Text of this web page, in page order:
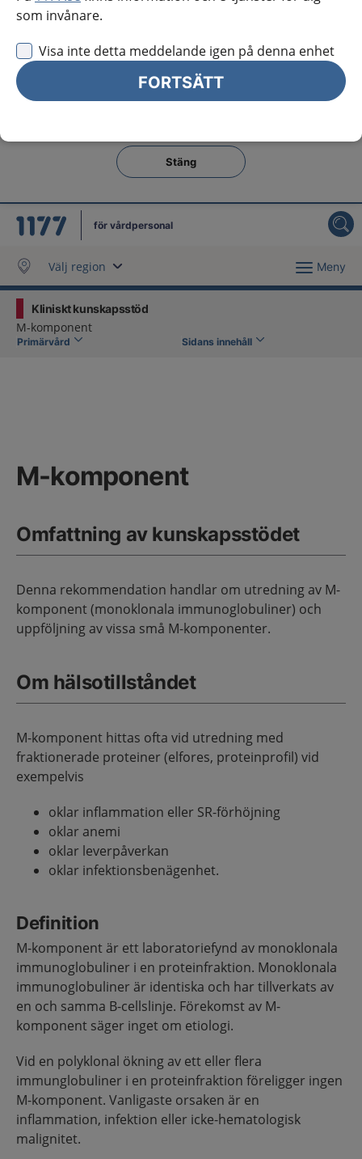
som invånare.
Visa inte detta meddelande igen på denna enhet
FORTSÄTT
Örebro län
Östergötland
Jag vill inte se någon regional information
Obs! Detta val innebär att du inte ser regionalt innehåll
Stäng regionsväljaren
Stäng
för vårdpersonal
Välj region Meny
Kliniskt kunskapsstöd
M-komponent
Primärvård Sidans innehåll
M-komponent
Omfattning av kunskapsstödet
Denna rekommendation handlar om utredning av M-
komponent (monoklonala immunoglobuliner) och
uppföljning av vissa små M-komponenter.
Om hälsotillståndet
M-komponent hittas ofta vid utredning med
fraktionerade proteiner (elfores, proteinprofil) vid
exempelvis
oklar inflammation eller SR-förhöjning
oklar anemi
oklar leverpåverkan
oklar infektionsbenägenhet.
Definition
M-komponent är ett laboratoriefynd av monoklonala
immunoglobuliner i en proteinfraktion. Monoklonala
immunoglobuliner är identiska och har tillverkats av
en och samma B-cellslinje. Förekomst av M-
komponent säger inget om etiologi.
Vid en polyklonal ökning av ett eller flera
immunglobuliner i en proteinfraktion föreligger ingen
M-komponent. Vanligaste orsaken är en
inflammation, infektion eller icke-hematologisk
malignitet.